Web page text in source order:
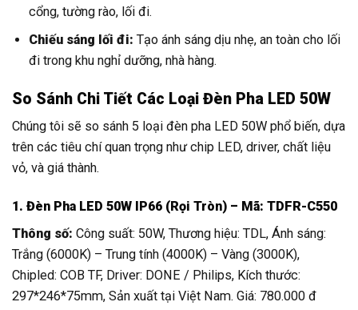
cổng, tường rào, lối đi.
Chiếu sáng lối đi: Tạo ánh sáng dịu nhẹ, an toàn cho lối
đi trong khu nghỉ dưỡng, nhà hàng.
So Sánh Chi Tiết Các Loại Đèn Pha LED 50W
Chúng tôi sẽ so sánh 5 loại đèn pha LED 50W phổ biến, dựa
trên các tiêu chí quan trọng như chip LED, driver, chất liệu
vỏ, và giá thành.
1. Đèn Pha LED 50W IP66 (Rọi Tròn) – Mã: TDFR-C550
Thông số: Công suất: 50W, Thương hiệu: TDL, Ánh sáng:
Trắng (6000K) – Trung tính (4000K) – Vàng (3000K),
Chipled: COB TF, Driver: DONE / Philips, Kích thước:
297*246*75mm, Sản xuất tại Việt Nam. Giá: 780.000 đ